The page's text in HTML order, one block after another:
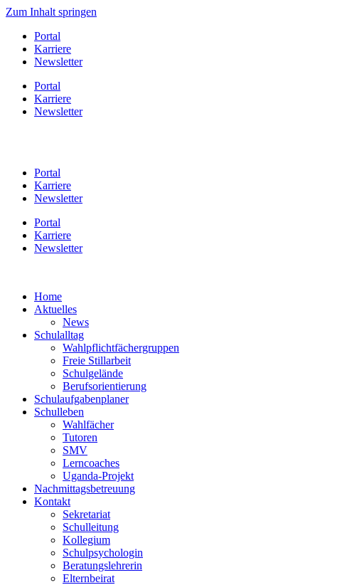
Zum Inhalt springen
Portal
Karriere
Newsletter
Portal
Karriere
Newsletter
Portal
Karriere
Newsletter
Portal
Karriere
Newsletter
Home
Aktuelles
News
Schulalltag
Wahlpflichtfächergruppen
Freie Stillarbeit
Schulgelände
Berufsorientierung
Schulaufgabenplaner
Schulleben
Wahlfächer
Tutoren
SMV
Lerncoaches
Uganda-Projekt
Nachmittagsbetreuung
Kontakt
Sekretariat
Schulleitung
Kollegium
Schulpsychologin
Beratungslehrerin
Elternbeirat